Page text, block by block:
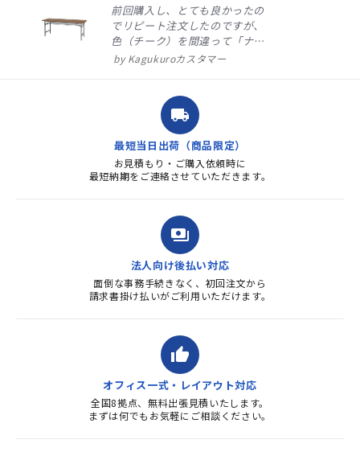
前回購入し、とても良かったの
でリピート注文したのですが、
色（チーク）を間違って「ナチ
ュラル」としてしまいました。
ました。商品到着も早く、品
質・使いやすさで満足していま
す。また、リピートするときは
よろしくお...
Kagukuroカスタマー
local_shipping
最短当日出荷（商品限定）
お見積もり・ご購入依頼時に
最短納期をご連絡させていただきます。
payments
法人向け後払い対応
面倒な事務手続きなく、初回注文から
請求書掛け払いがご利用いただけます。
thumb_up
オフィス一式・レイアウト対応
全国8拠点、無料出張見積いたします。
まずは何でもお気軽にご相談ください。